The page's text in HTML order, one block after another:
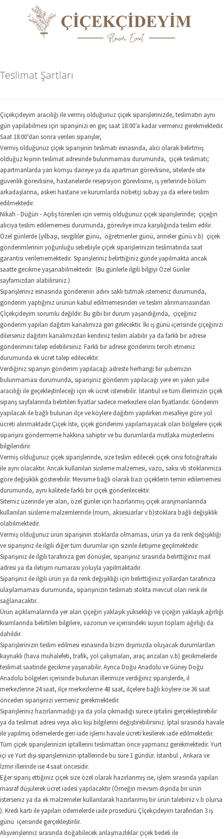
Teslimat Şartları
Çiçekçideyim aracılığı ile vermiş olduğunuz çiçek siparişlerinizde, teslimatın aynı
gün yapılabilmesi için siparişinizi en geç saat 18:00’a kadar vermeniz gerekmektedir.
Saat 18:00’dan sonra verilen siparişler,
Vermiş olduğunuz çiçek siparişinin teslimatı esnasında, alıcı olarak belirtmiş
olduğuz kişinin teslimat adresinde bulunmaması durumunda, çiçek teslimatı;
apartmanlarda yan komşu daireye ya da apartman görevlisine, sitelerde site
güvenlik görevlisine, hastanelerde resepsiyon görevlisine, iş yerlerinde bölüm
arkadaşlarına, askeri hastane ve kurumlarda nöbetçi subay ya da erlere teslim
edilmektedir.
Nikah - Düğün - Açılış törenleri için vermiş olduğunuz çiçek siparişlerinde; çiçeğin
alıcıya teslim edilememesi durumunda, görevliye imza karşılığında teslim edilir.
Özel günlerde (yılbaşı, sevgililer günü, öğretmenler günü, anneler günü v.b) çiçek
gönderimlerinin yoğunluğu sebebiyle çiçek siparişlerinizin teslimatında saat
garantisi verilememektedir. Siparişleriniz belirttiğiniz günde yapılmakta ancak
saatte gecikme yaşanabilmektedir. (Bu günlerle ilgili bilgiyi Özel Günler
sayfamızdan alabilirsiniz.)
Siparişleriniz esnasında gönderenin adını saklı tutmak istemeniz durumunda,
gönderim yaptığınız ürünün kabul edilmemesinden ve teslim alınmamasından
Çİçekçideyim sorumlu değildir. Bu gibi bir durum yaşandığında, çiçeğiniz
gönderim yapılan dağıtım kanalımıza geri gelecektir. İki iş günü içerisinde çiçeğinizi
dilerseniz dağıtım kanalımızdan kendiniz teslim alabilir ya da farklı bir adrese
gönderimini talep edebilirsiniz. Farklı bir adrese gönderimi tercih etmeniz
durumunda ek ücret talep edilecektir.
Verdiğiniz siparişin gönderim yapılacağı adreste herhangi bir şubemizin
bulunmaması durumunda, siparişiniz gönderim yapılacağı yere en yakın şube
aracılığı ile geçekleştirileceği için ek ücret istenebilir. İstanbul ve tüm illerimizin çiçek
sipariş sayfalarında belirtilen fiyatlar sadece merkezlere olan fiyatlarıdır. Gönderim
yapılacak ile bağlı bulunan ilçe ve köylere dağıtım yapılırken mesafeye göre yol
ücreti alınmaktadır.Çiçek İste, çiçek gönderimi yapılamayacak olan bölgelere çiçek
siparişini göndermeme hakkına sahiptir ve bu durumlarda mutlaka müşterilerini
bilgilendirir.
Vermiş olduğunuz çiçek siparişlerinde, size teslim edilecek çiçek cinsi fotoğraftaki
ile aynı olacaktır. Ancak kullanılan süsleme malzemesi, vazo, saksı vb stoklarımıza
göre değişiklik gösterebilir. Mevsime bağlı olarak bazı çiçeklerin temin edilememesi
durumunda, aynı kalitede farklı bir çiçek gönderilecektir.
Sitemiz üzerinde yer alan, özel günler için hazırlanmış çiçek aranjmanlarında
kullanılan süsleme malzemlerinde (mum, aksesuarlar v.b)stoklara bağlı değişiklik
olabilmektedir.
Vermiş olduğunuz ürün siparişinin stoklarda olmaması, ürün ya da renk değişikliği
ve siparişiniz ile ilgili diğer tüm durumlar için sizinle iletişime geçilmektedir.
Siparişiniz ile ilgili tarafınıza geri dönüşler, siparişiniz sırasında belirttiğiniz mail
adresi ya da iletişim numarası yoluyla yapılmaktadır.
Siparişiniz ile ilgili ürün ya da renk değişikliği için belirttiğiniz yollardan tarafınıza
ulaşılamaması durumunda, siparişinizin teslimatı stokta mevcut olan renk ile
sağlanacaktır..
Ürün açıklamalarında yer alan çiçeğin yaklaşık yüksekliği ve çiçeğin yaklaşık ağırlığı
kısımlarında belirtilen bilgilere, vazonun ve içerisindeki suyun toplam ağırlığı da
dahildir.
Siparişlerinizin teslim edilmesi esnasında bizim dışımızda oluşacak durumlardan
kaynaklı (hava muhalefeti, trafik, yol çalışmaları, araç arızaları v.b) gecikmelerde
teslimat saatinde gecikme yaşanabilir. Ayrıca Doğu Anadolu ve Güney Doğu
Anadolu bölgeleri içerisinde bulunan illerimize verdiğiniz siparişlerde, il
merkezlerine 24 saat, ilçe merkezlerine 48 saat, ilçelere bağlı köylere ise 36 saat
önceden siparişinizi vermeniz gerekmektedir.
Siparişleriniz hazırlanmadığı ya da yola çıkmadığı sürece iptalini gerçekleştirebilir
ya da teslimat adresi veya alıcı kişi bilgilerini değiştirebilirsiniz. İptal sırasında havale
ile yapılmış ödemelerde geri iade işlemi havale ücreti kesilerek iade edilmektedir.
Tüm çiçek siparişlerinizin iptallerini teslimattan önce yapmanız gerekmektedir. Yurt
içi ve Yurt dışı siparişlerinizin iptallerinde bu süre 1 gündür. İstanbul , Ankara ve
İzmir illerinde ise 4 saat öncesidir.
Eğer sipariş ettiğiniz çiçek size özel olarak hazırlanmış ise, işlem sırasında yapılan
masraf düşülerek ücret iadesi yapılacaktır (Örneğin mevsim dışında bir ürün
isterseniz ya da ek malzemeler kullanılarak hazırlanmış bir ürün talebiniz v.b olursa
). Kredi kartı ile yapılan ödemelerde iade prosedürü Çİçekçideyim tarafından 3 iş
günü içerisinde gerçekleştirilir.
Alışverişleriniz sırasında doğabilecek anlaşmazlıklar çiçek bedeli ile